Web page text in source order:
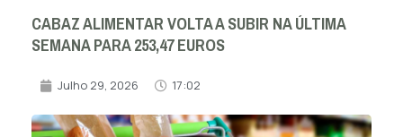
CABAZ ALIMENTAR VOLTA A SUBIR NA ÚLTIMA
SEMANA PARA 253,47 EUROS
Julho 29, 2026 17:02